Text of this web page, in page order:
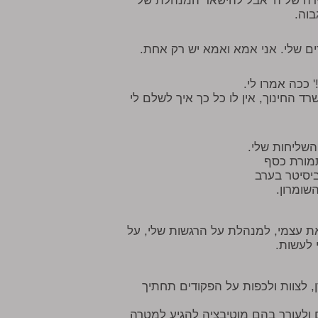
שלי. אני אמא ואמא יש רק אחת.
ככה אמרו לי.
החינוך, אין לו כל כך איך לשלם לי
שלי.
כסף
בערב
את עצמי, למנהלת על הרגשות שלי, על
לעשות.
לצוות ולכפות על הפקודים תחתיך
ולעורר בהם מוטיבציה להגיע למטרה